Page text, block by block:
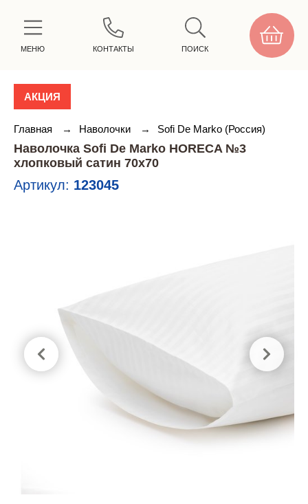
МЕНЮ КОНТАКТЫ ПОИСК
АКЦИЯ
Главная → Наволочки → Sofi De Marko (Россия)
Наволочка Sofi De Marko HORECA №3
хлопковый сатин 70х70
Артикул: 123045